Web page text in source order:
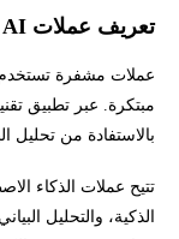
تعريف عملات AI (الذكاء الاصطناعي)
عملات مشفرة تستخدم
مبتكرة. عبر تطبيق
بالاستفادة من تحليل
تتيح عملات الذكاء
الذكية، والتحليل